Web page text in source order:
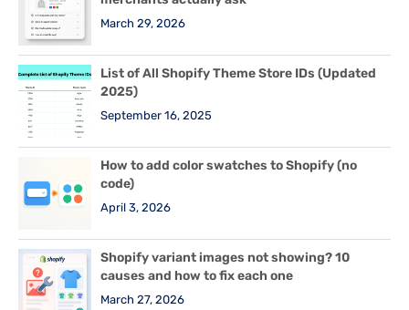
March 29, 2026
List of All Shopify Theme Store IDs (Updated
2025)
September 16, 2025
How to add color swatches to Shopify (no
code)
April 3, 2026
Shopify variant images not showing? 10
causes and how to fix each one
March 27, 2026